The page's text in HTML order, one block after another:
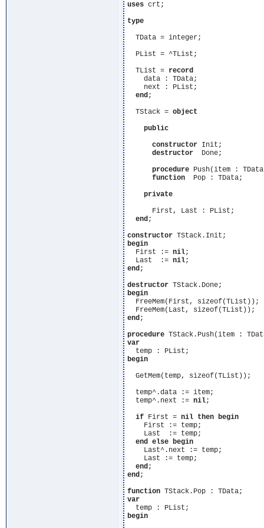
uses crt;
type
  TData = integer;
  PList = ^TList;
  TList =
record
    data : TData;
    next : PList;
end;
  TStack =
object
public
constructor Init;
destructor
  Done;
procedure Push(item :
function
  Pop : TData;
private
      First, Last : PList;
end;
constructor
begin
  First :=
nil;
  Last  :=
nil
end;
destructor
begin
  FreeMem(First, sizeof(TList));
end;
procedure
var
begin
  GetMem(temp, sizeof(TList));
  temp^.data := item;
  temp^.next :=
nil;
if First = nil then begin
    First := temp;
    Last  := temp;
end else begin
    Last^.next := temp;
    Last := temp;
end
end;
function
var
begin